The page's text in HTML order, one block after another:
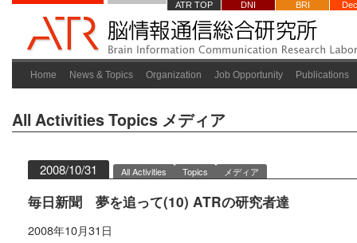
ATR TOP DNI BRI
Home News & Topics Organization Job Opportunity Publications
All ActivitiesTopics メディア
2008/10/31 All Activities Topics メディア
毎日新聞 夢を追って(10) ATRの研究者達
2008年10月31日